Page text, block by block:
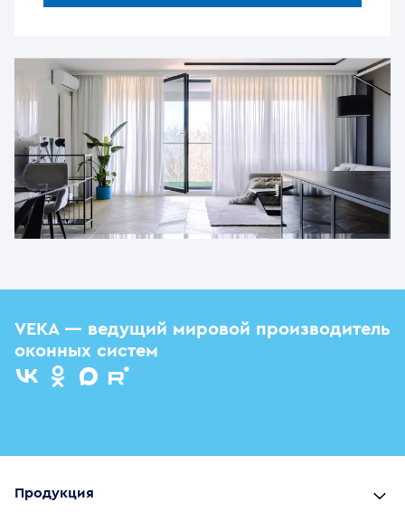
VEKA — ведущий мировой производитель
оконных систем
Продукция